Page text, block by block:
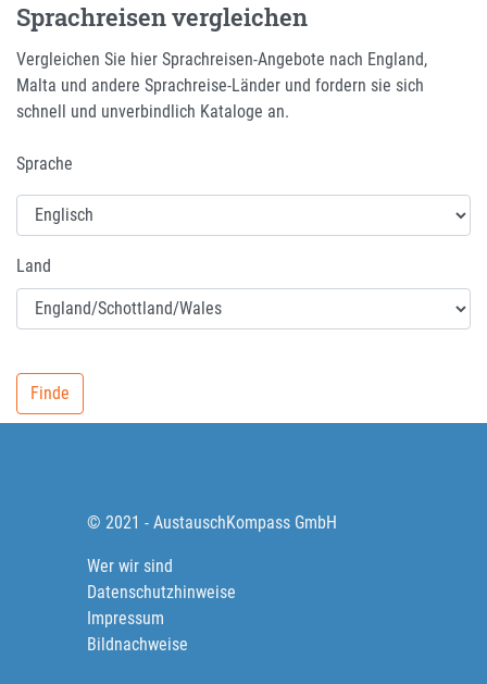
Sprachreisen vergleichen
Vergleichen Sie hier Sprachreisen-Angebote nach England,
Malta und andere Sprachreise-Länder und fordern sie sich
schnell und unverbindlich Kataloge an.
Sprache
Land
© 2021 - AustauschKompass GmbH
Wer wir sind
Datenschutzhinweise
Impressum
Bildnachweise